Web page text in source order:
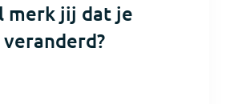
merk jij dat je